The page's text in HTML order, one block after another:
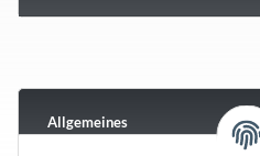
Allgemeines